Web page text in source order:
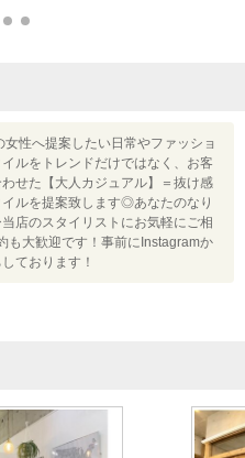
女性へ提案したい日常やファッショ
ルをトレンドだけではなく、お客
せた【大人カジュアル】＝抜け感
ルを提案致します◎あなたのなり
店のスタイリストにお気軽にご相
も大歓迎です！事前にInstagramか
ております！